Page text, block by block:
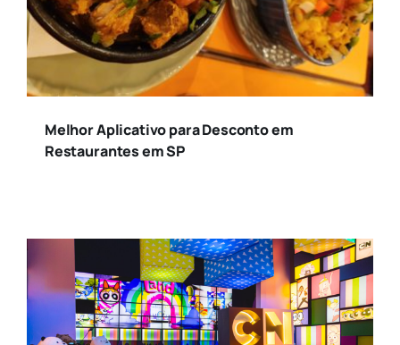
Melhor Aplicativo para Desconto em
Restaurantes em SP